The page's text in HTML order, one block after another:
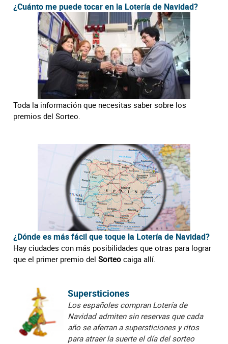
¿Cuánto me puede tocar en la Lotería de Navidad?
Toda la información que necesitas saber sobre los
premios del Sorteo.
¿Dónde es más fácil que toque la Lotería de Navidad?
Hay ciudades con más posibilidades que otras para lograr
que el primer premio delSorteocaiga allí.
Supersticiones
Los españoles compran Lotería de
Navidad admiten sin reservas que cada
año se aferran a supersticiones y ritos
para atraer la suerte el día del sorteo